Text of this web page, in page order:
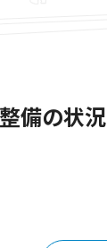
備の状況